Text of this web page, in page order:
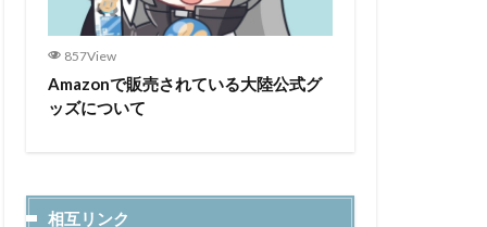
857View
Amazonで販売されている大陸公式グ
ッズについて
相互リンク